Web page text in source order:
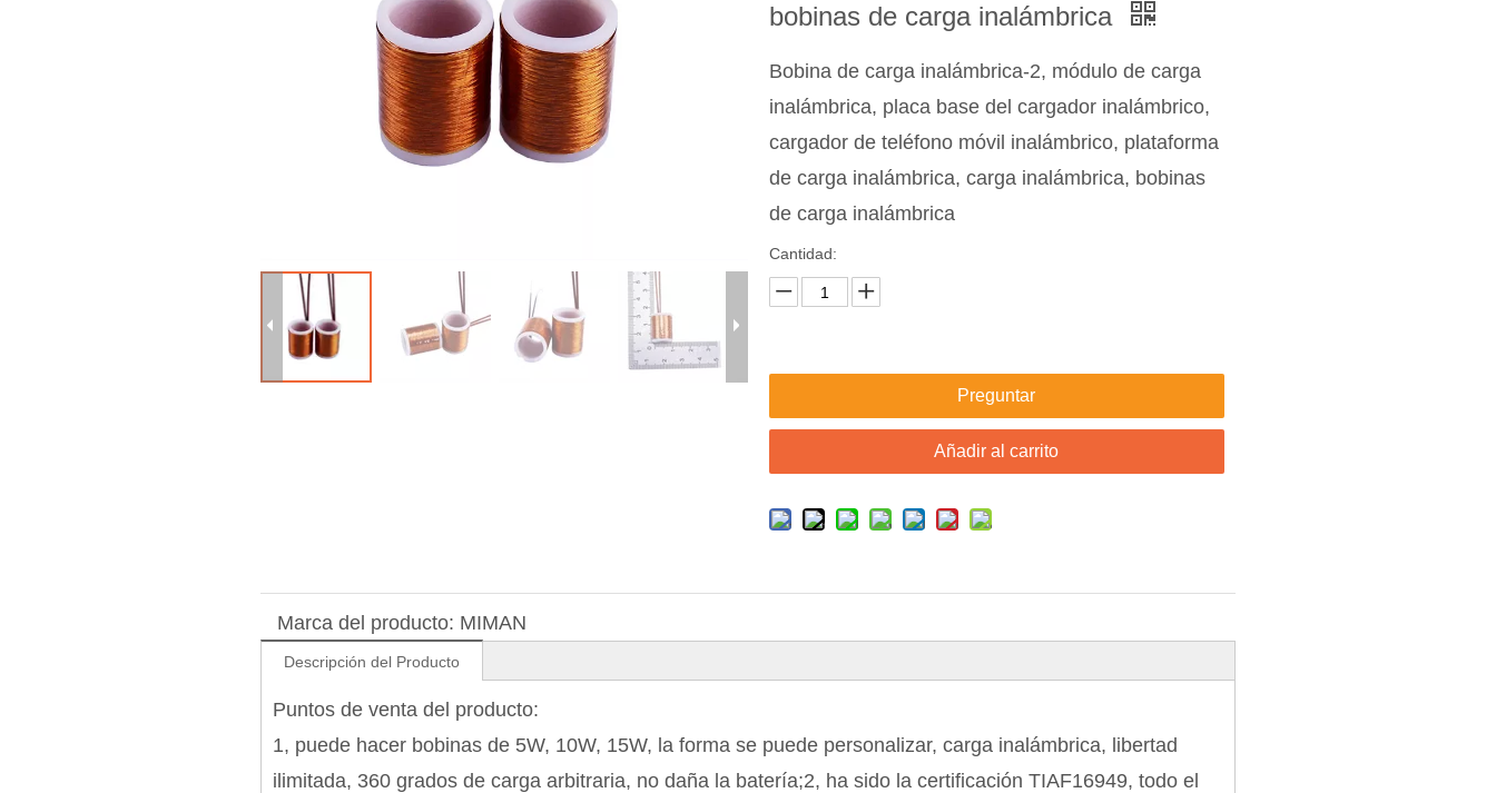
bobinas de carga inalámbrica
Bobina de carga inalámbrica-2, módulo de carga
inalámbrica, placa base del cargador inalámbrico,
cargador de teléfono móvil inalámbrico, plataforma
de carga inalámbrica, carga inalámbrica, bobinas
de carga inalámbrica
Cantidad:
Preguntar
Añadir al carrito
Marca del producto: MIMAN
Descripción del Producto
Puntos de venta del producto:
1, puede hacer bobinas de 5W, 10W, 15W, la forma se puede personalizar, carga inalámbrica, libertad
ilimitada, 360 grados de carga arbitraria, no daña la batería;2, ha sido la certificación TIAF16949, todo el